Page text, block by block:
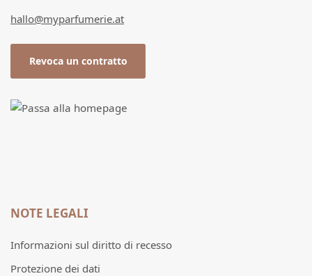
hallo@myparfumerie.at
Revoca un contratto
NOTE LEGALI
Informazioni sul diritto di recesso
Protezione dei dati